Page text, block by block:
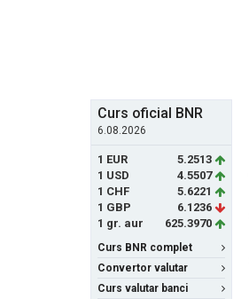
Curs oficial BNR
6.08.2026
1 EUR
5.2513
1 USD
4.5507
1 CHF
5.6221
1 GBP
6.1236
1 gr. aur
625.3970
Curs BNR complet
Convertor valutar
Curs valutar banci